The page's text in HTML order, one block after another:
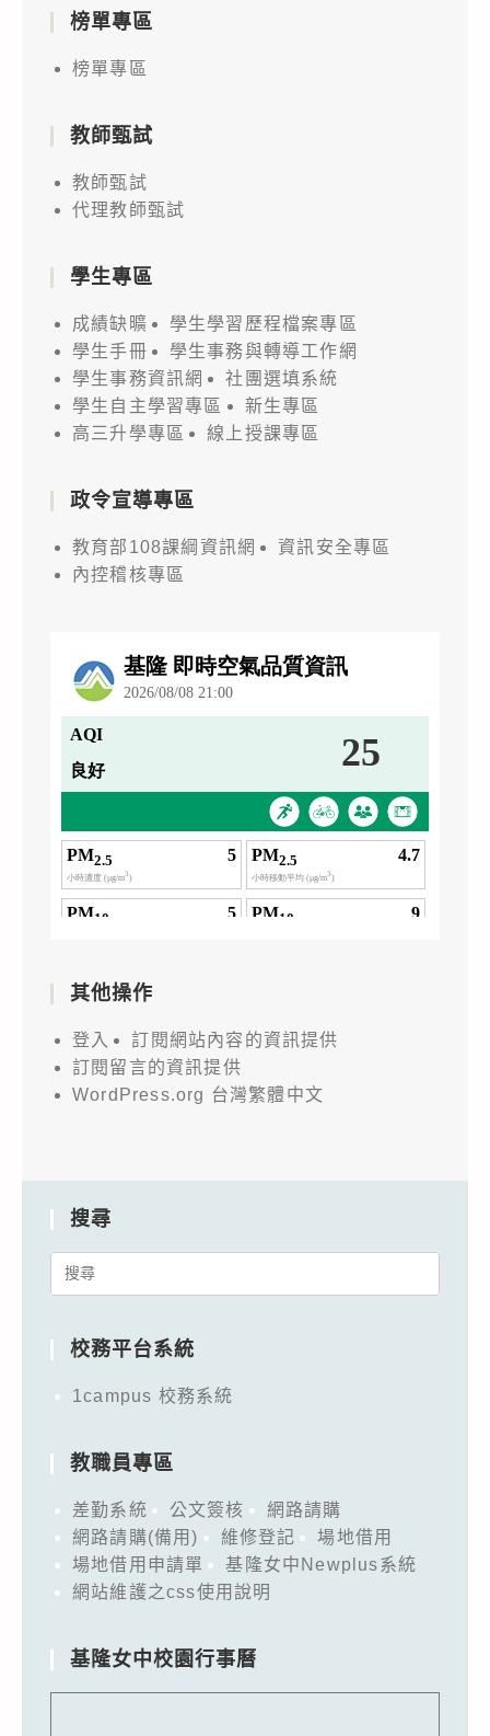
榜單專區
榜單專區
教師甄試
教師甄試
代理教師甄試
學生專區
成績缺曠
學生學習歷程檔案專區
學生手冊
學生事務與轉導工作網
學生事務資訊網
社團選填系統
學生自主學習專區
新生專區
高三升學專區
線上授課專區
政令宣導專區
教育部108課綱資訊網
資訊安全專區
內控稽核專區
其他操作
登入
訂閱網站內容的資訊提供
訂閱留言的資訊提供
WordPress.org 台灣繁體中文
搜尋
Search
校務平台系統
1campus 校務系統
教職員專區
差勤系統 公文簽核
網路請購
網路請購(備用)
維修登記
場地借用
場地借用申請單
基隆女中Newplus系統
網站維護之css使用說明
基隆女中校園行事曆